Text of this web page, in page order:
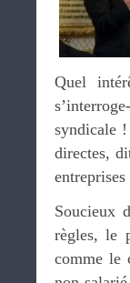
Quel
syndicale
directes,
Soucieux
règles, le
comme le